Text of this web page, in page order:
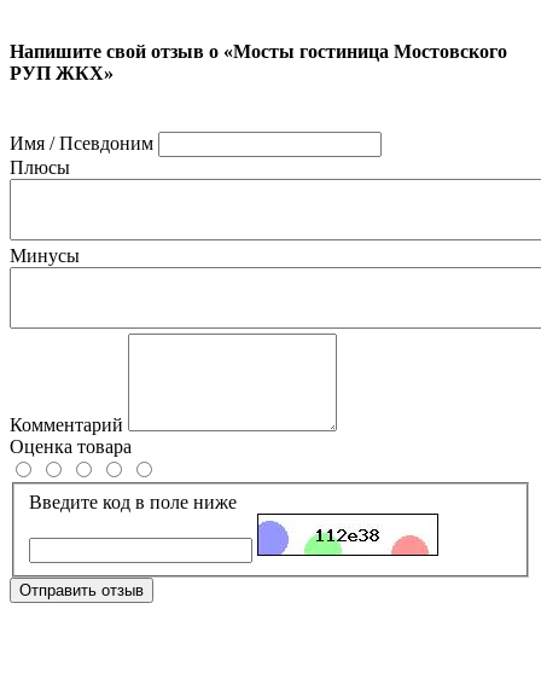
Напишите свой отзыв о «Мосты гостиница Мостовского
РУП ЖКХ»
Имя / Псевдоним
Плюсы
Минусы
Комментарий
Оценка товара
Введите код в поле ниже
Отправить отзыв